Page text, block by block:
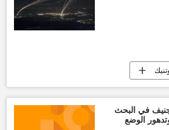
غزة
في البحث
الوضع